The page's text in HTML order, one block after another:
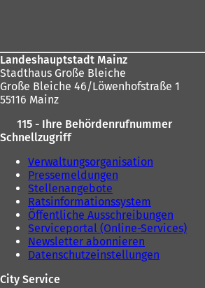
n
i
n
m
a
b
Landeshauptstadt Mainz
Stadthaus Große Bleiche
Große Bleiche 46/Löwenhofstraße 1
55116 Mainz
115 - Ihre Behördenrufnummer
Schnellzugriff
Verwaltungsorganisation
Pressemeldungen
Stellenangebote
Ratsinformationssystem
Öffentliche Ausschreibungen
Serviceportal (Online-Services)
Newsletter abonnieren
Datenschutzeinstellungen
City Service